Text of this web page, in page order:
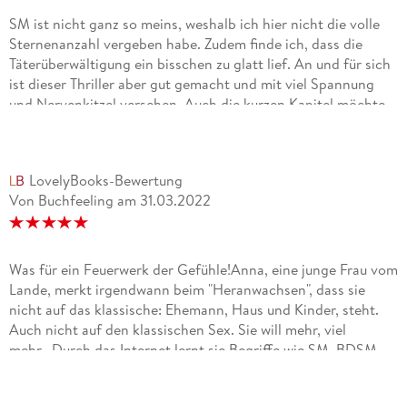
SM ist nicht ganz so meins, weshalb ich hier nicht die volle
Sternenanzahl vergeben habe. Zudem finde ich, dass die
Täterüberwältigung ein bisschen zu glatt lief. An und für sich
ist dieser Thriller aber gut gemacht und mit viel Spannung
und Nervenkitzel versehen. Auch die kurzen Kapitel möchte
erniedrigen zu lassen braucht und Erotik eine Angelegenheit
ist, in der beide Parteien mitzubestimmen haben.
LovelyBooks-Bewertung
Von Buchfeeling am 31.03.2022
Was für ein Feuerwerk der Gefühle!Anna, eine junge Frau vom
Lande, merkt irgendwann beim "Heranwachsen", dass sie
nicht auf das klassische: Ehemann, Haus und Kinder, steht.
Auch nicht auf den klassischen Sex. Sie will mehr, viel
mehr...Durch das Internet lernt sie Begriffe wie SM, BDSM,